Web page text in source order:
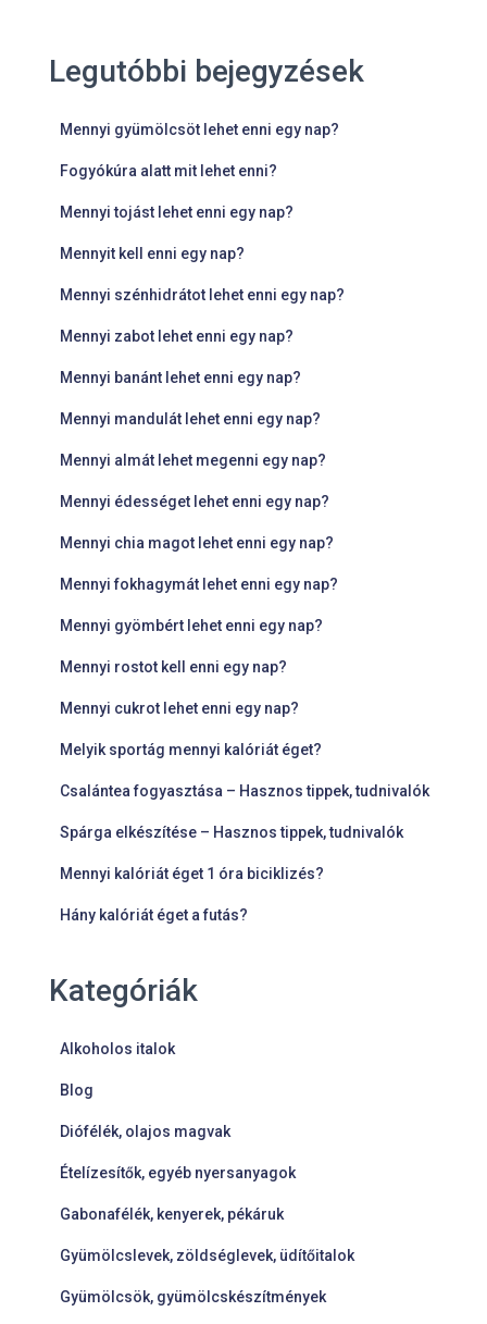
Legutóbbi bejegyzések
Mennyi gyümölcsöt lehet enni egy nap?
Fogyókúra alatt mit lehet enni?
Mennyi tojást lehet enni egy nap?
Mennyit kell enni egy nap?
Mennyi szénhidrátot lehet enni egy nap?
Mennyi zabot lehet enni egy nap?
Mennyi banánt lehet enni egy nap?
Mennyi mandulát lehet enni egy nap?
Mennyi almát lehet megenni egy nap?
Mennyi édességet lehet enni egy nap?
Mennyi chia magot lehet enni egy nap?
Mennyi fokhagymát lehet enni egy nap?
Mennyi gyömbért lehet enni egy nap?
Mennyi rostot kell enni egy nap?
Mennyi cukrot lehet enni egy nap?
Melyik sportág mennyi kalóriát éget?
Csalántea fogyasztása – Hasznos tippek, tudnivalók
Spárga elkészítése – Hasznos tippek, tudnivalók
Mennyi kalóriát éget 1 óra biciklizés?
Hány kalóriát éget a futás?
Kategóriák
Alkoholos italok
Blog
Diófélék, olajos magvak
Ételízesítők, egyéb nyersanyagok
Gabonafélék, kenyerek, pékáruk
Gyümölcslevek, zöldséglevek, üdítőitalok
Gyümölcsök, gyümölcskészítmények